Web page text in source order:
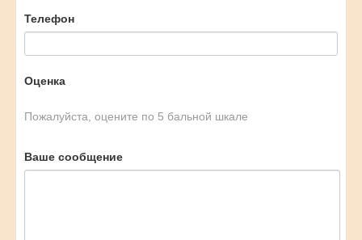
Телефон
Оценка
Пожалуйста, оцените по 5 бальной шкале
Ваше сообщение